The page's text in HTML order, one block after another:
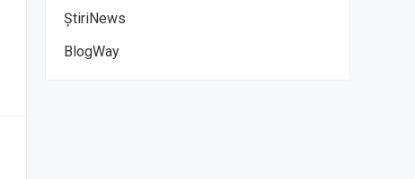
ȘtiriNews
BlogWay